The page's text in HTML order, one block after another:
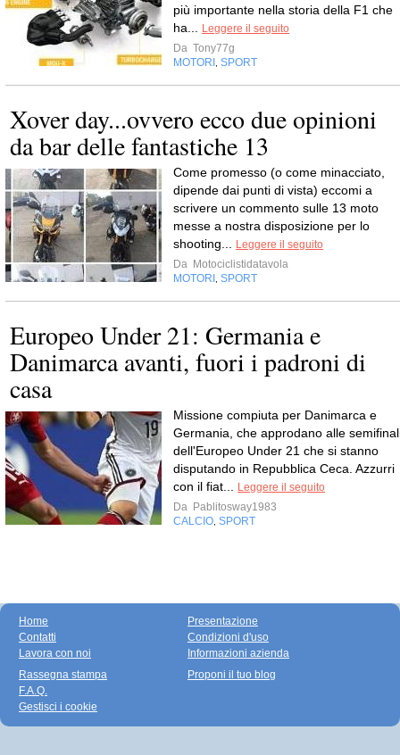
più importante nella storia della F1 che
ha...
Leggere il seguito
Da Tony77g
MOTORI
SPORT
Xover day...ovvero ecco due opinioni
da bar delle fantastiche 13
Come promesso (o come minacciato,
dipende dai punti di vista) eccomi a
scrivere un commento sulle 13 moto
messe a nostra disposizione per lo
shooting...
Leggere il seguito
Da Motociclistidatavola
MOTORI
SPORT
Europeo Under 21: Germania e
Danimarca avanti, fuori i padroni di
casa
Missione compiuta per Danimarca e
Germania, che approdano alle
dell'Europeo Under 21 che si stanno
disputando in Repubblica Ceca. Azzurri
con il fiat...
Leggere il seguito
Da Pablitosway1983
CALCIO SPORT
Home
Contatti
Lavora con noi
Presentazione
Condizioni d'uso
Informazioni azienda
Rassegna stampa
F.A.Q.
Gestisci i cookie
Proponi il tuo blog